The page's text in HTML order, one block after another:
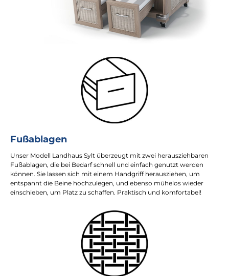
Fußablagen
Unser Modell Landhaus Sylt überzeugt mit zwei herausziehbaren
Fußablagen, die bei Bedarf schnell und einfach genutzt werden
können. Sie lassen sich mit einem Handgriff herausziehen, um
entspannt die Beine hochzulegen, und ebenso mühelos wieder
einschieben, um Platz zu schaffen. Praktisch und komfortabel!